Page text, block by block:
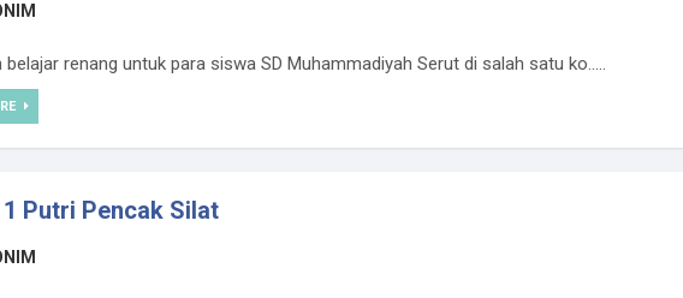
belajar renang untuk para siswa SD Muhammadiyah Serut di salah satu ko.....
Putri Pencak Silat